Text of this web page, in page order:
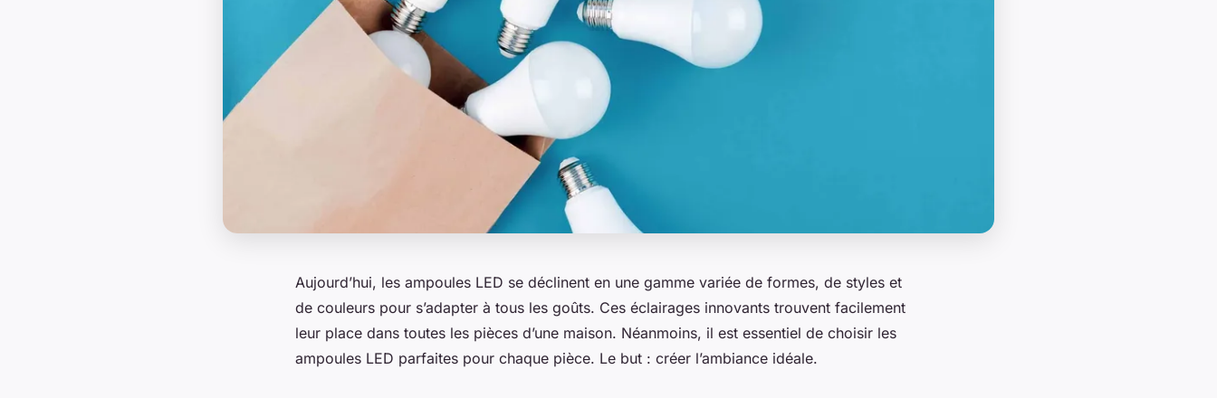
Aujourd’hui, les ampoules LED se déclinent en une gamme variée de formes, de styles et
de couleurs pour s’adapter à tous les goûts. Ces éclairages innovants trouvent facilement
leur place dans toutes les pièces d’une maison. Néanmoins, il est essentiel de choisir les
ampoules LED parfaites pour chaque pièce. Le but : créer l’ambiance idéale.